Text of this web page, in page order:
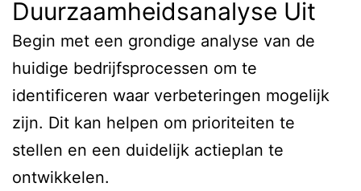
Duurzaamheidsanalyse Uit
Begin met een grondige analyse van de
huidige bedrijfsprocessen om te
identificeren waar verbeteringen mogelijk
zijn. Dit kan helpen om prioriteiten te
stellen en een duidelijk actieplan te
ontwikkelen.